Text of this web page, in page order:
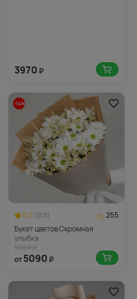
3970 ₽
-14%
5.0 (303)
255
Букет цветов Скромная
улыбка
от5090 ₽